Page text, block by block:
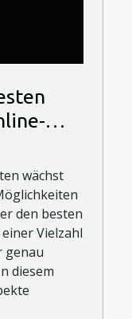
wächst
den besten
Vielzahl
genau
diesem